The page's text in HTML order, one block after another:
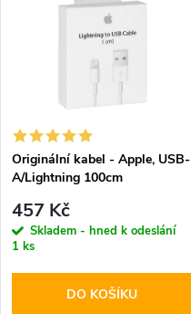
ů
Originální kabel - Apple, USB-
A/Lightning 100cm
457 Kč
Skladem - hned k odeslání
1 ks
DO KOŠÍKU